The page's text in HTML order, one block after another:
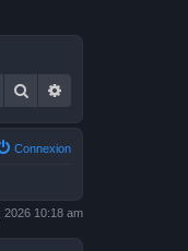
Rechercher
Connexion
2026 10:18 am